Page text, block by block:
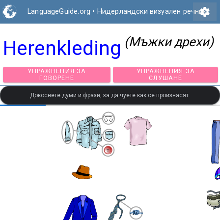
LanguageGuide.org • Нидерландски визуален речник
settings
Herenkleding (Мъжки дрехи)
УПРАЖНЕНИЯ ЗА
ГОВОРЕНЕ
УПРАЖНЕНИЯ
СЛУШАНЕ
Докоснете думи и фрази, за да чуете как се произнасят.